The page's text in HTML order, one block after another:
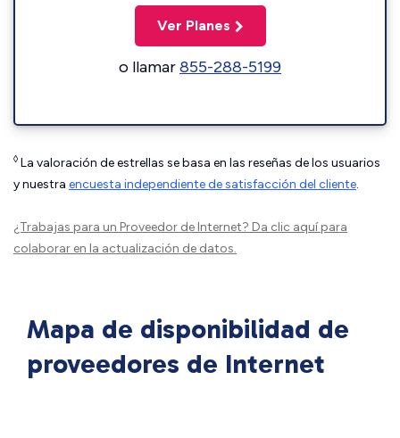
Ver Planes
o llamar855-288-5199
◊ La valoración de estrellas se basa en las reseñas de los usuarios
y nuestra encuesta independiente de satisfacción del cliente.
¿Trabajas para un Proveedor de Internet? Da clic aquípara
colaborar en la actualización de datos.
Mapa de disponibilidad de
proveedores de Internet